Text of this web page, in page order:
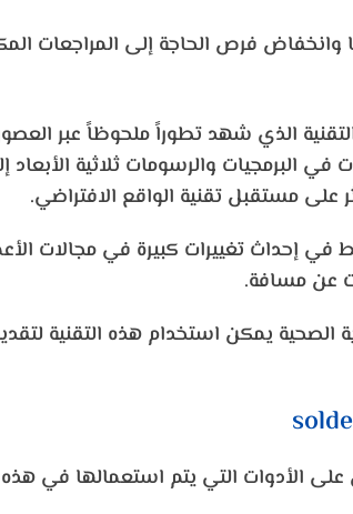
فرص الحاجة إلى المراجعات
الذي شهد تطوراً ملحوظاً عبر العصور،
اختراع أول نظارة للواقع الافتراضي في عام 1968، أدت الابتكارات في
على مستقبل تقنية الواقع الافتراضي.
إحداث تغييرات كبيرة في مجالات
عن مسافة.
الصحية يمكن استخدام هذه التقنية
الأدوات التي يتم استعمالها في هذه